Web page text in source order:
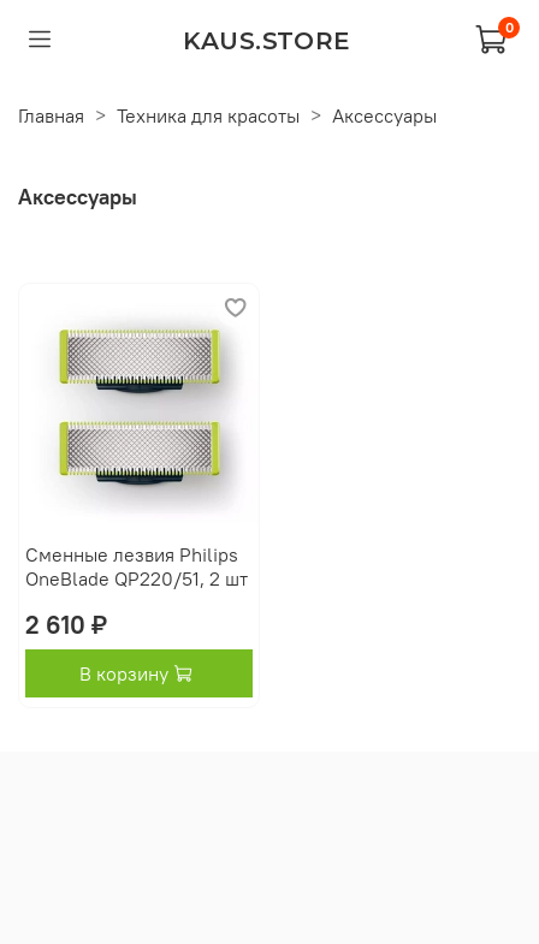
KAUS.STORE 0
Главная Техника для красоты Аксессуары
Аксессуары
Сменные лезвия Philips
OneBlade QP220/51, 2 шт
2 610 ₽
В корзину